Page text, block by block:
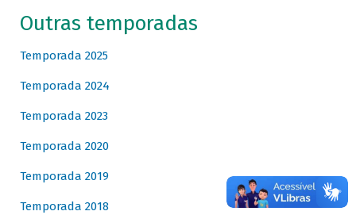
Outras temporadas
Temporada 2025
Temporada 2024
Temporada 2023
Temporada 2020
Temporada 2019
Temporada 2018